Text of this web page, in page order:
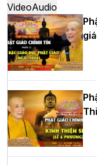
Học yêu thương
tư của Khóa sinh
hè tại chùa Bằng
HT.Thích Thọ Lạc
Trưởng BTS
VideoAudio